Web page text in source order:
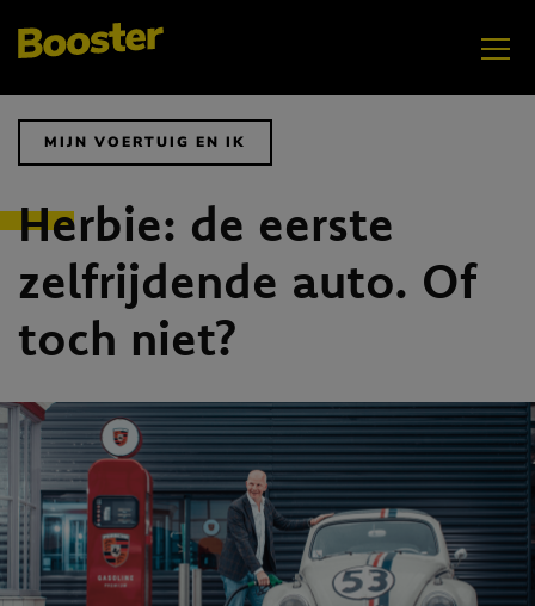
GenZ
MIJN VOERTUIG EN IK
Herbie: de eerste
zelfrijdende auto. Of
toch niet?